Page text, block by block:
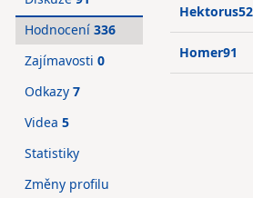
Homer91
Hodnocení 336
Zajímavosti 0
Odkazy 7
Videa 5
Statistiky
Změny profilu